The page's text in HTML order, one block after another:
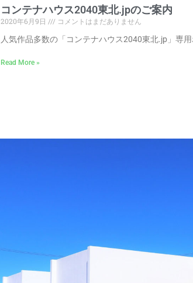
コンテナハウス2040東北.jpのご案内
2020年6月9日
コメントはまだありません
人気作品多数の「コンテナハウス2040東北.jp」専
Read More »